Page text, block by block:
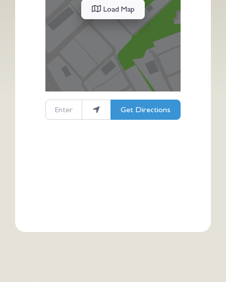
Load Map
Enter your location
Get Directions